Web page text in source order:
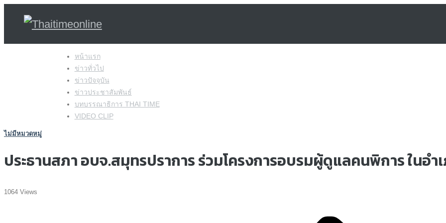
หน้าแรก
ข่าวทั่วไป
ข่าวปัจจุบัน
ข่าวประชาสัมพันธ์
บทบรรณาธิการ THAI TIME
VIDEO CLIP
ไม่มีหมวดหมู่
ประธานสภา อบจ.สมุทรปราการ ร่วมโครงการอบรมผู้ดูแลคนพิการ ในอำ
1064 Views